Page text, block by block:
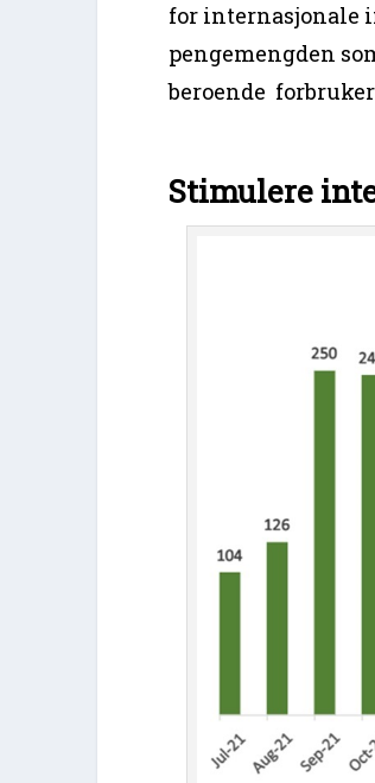
for internasjonale
pengemengden
beroende
Stimulere